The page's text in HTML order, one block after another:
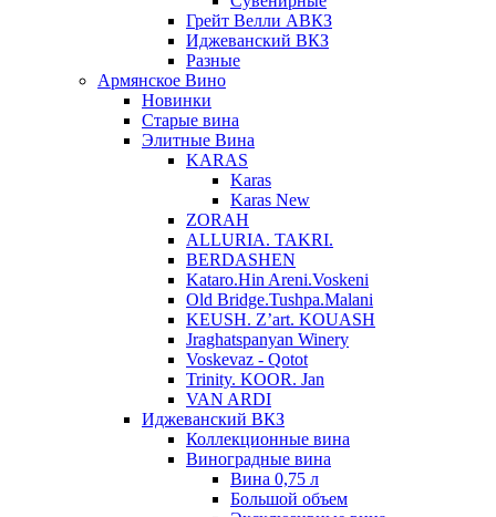
Грейт Велли АВКЗ
Иджеванский ВКЗ
Разные
Армянское Вино
Новинки
Старые вина
Элитные Вина
KARAS
Karas
Karas New
ZORAH
ALLURIA. TAKRI.
BERDASHEN
Kataro.Hin Areni.Voskeni
Old Bridge.Tushpa.Malani
KEUSH. Z’art. KOUASH
Jraghatspanyan Winery
Voskevaz - Qotot
Trinity. KOOR. Jan
VAN ARDI
Иджеванский ВКЗ
Коллекционные вина
Виноградные вина
Вина 0,75 л
Большой объем